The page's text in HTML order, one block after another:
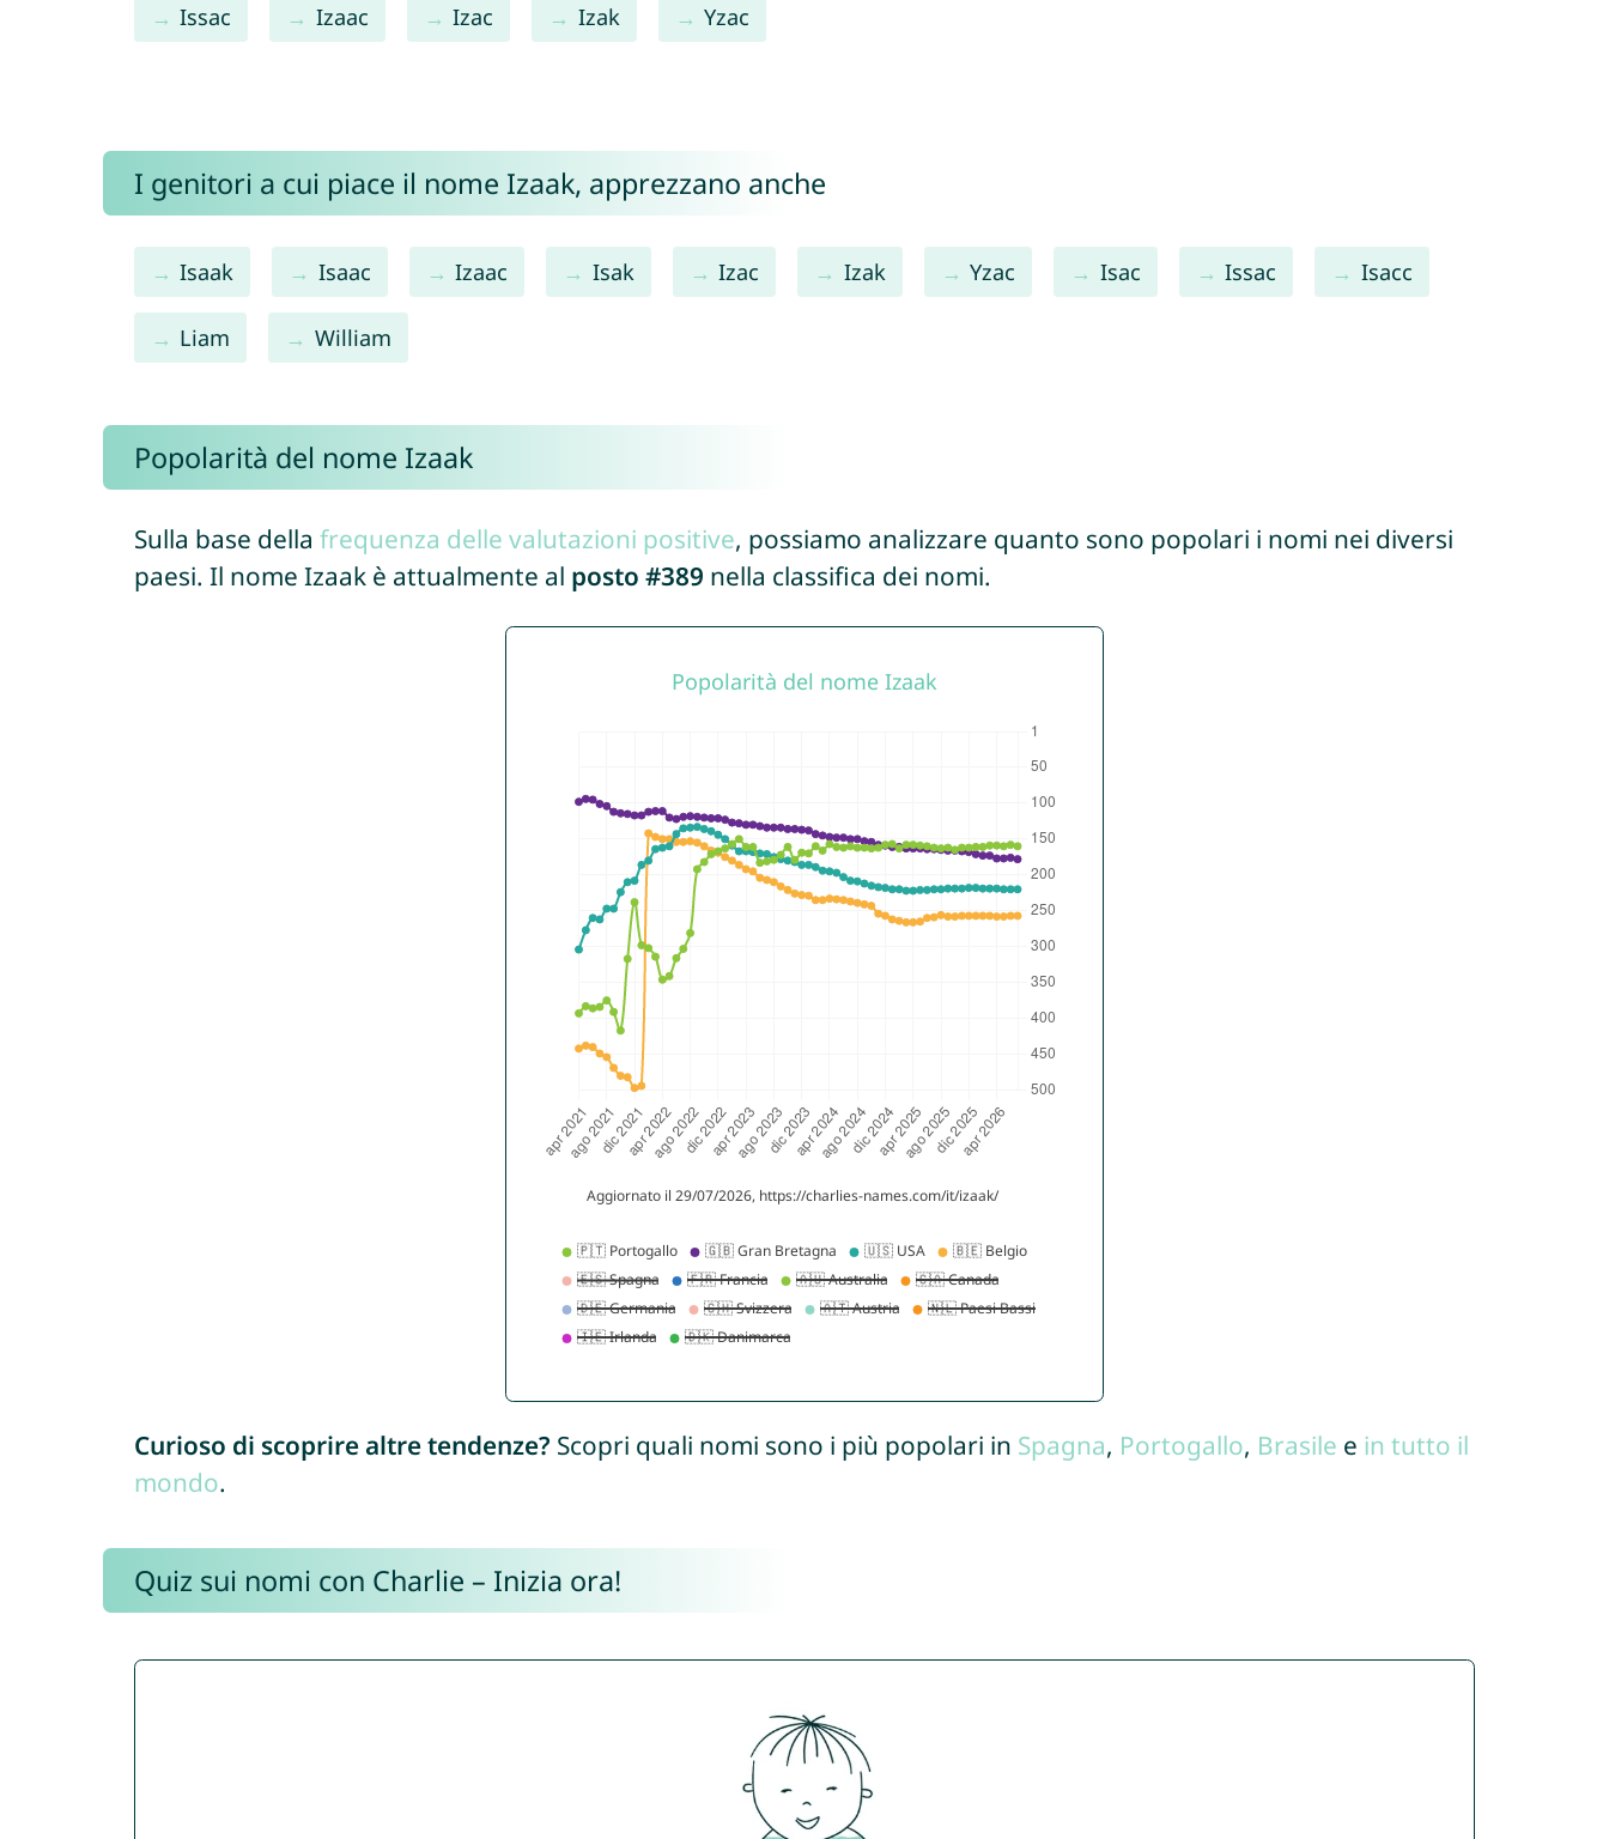
Issac Izaac Izac Izak Yzac
I genitori a cui piace il nome Izaak, apprezzano anche
Isaak Isaac Izaac Isak Izac Izak Yzac Isac Issac Isacc
Liam William
Popolarità del nome Izaak
Sulla base della frequenza delle valutazioni positive, possiamo analizzare quanto sono popolari i nomi nei diversi
paesi. Il nome Izaak è attualmente al posto #389 nella classifica dei nomi.
Curioso di scoprire altre tendenze? Scopri quali nomi sono i più popolari in Spagna, Portogallo, Brasile e in tutto il
mondo.
Quiz sui nomi con Charlie – Inizia ora!